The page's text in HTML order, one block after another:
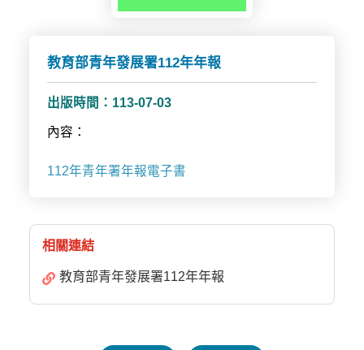
教育部青年發展署112年年報
出版時間：113-07-03
內容：
112年青年署年報電子書
相關連結
教育部青年發展署112年年報